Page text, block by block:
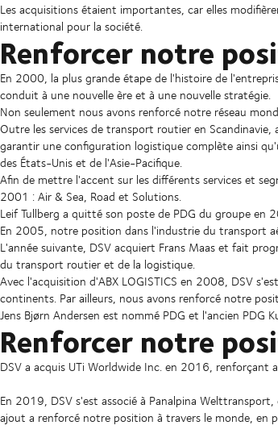
Les acquisitions étaient importantes, car elles
international pour la société.
Renforcer notre
En 2000, la plus grande étape de l'histoire de
conduit à une nouvelle ère et à une nouvelle stratégie.
Non seulement nous avons renforcé notre réseau
Outre les services de transport routier en
garantir une configuration logistique complète ainsi
des États-Unis et de l'Asie-Pacifique.
Afin de mettre l'accent sur les différents services et
2001 : Air & Sea, Road et Solutions.
Leif Tullberg a quitté son poste de PDG du groupe en
En 2005, notre position dans l'industrie du transport
L'année suivante, DSV acquiert Frans Maas et fait
du transport routier et de la logistique.
Avec l'acquisition d'ABX LOGISTICS en 2008, DSV
continents. Par ailleurs, nous avons renforcé notre
Jens Bjørn Andersen est nommé PDG et l'ancien PDG
Renforcer notre
DSV a acquis UTi Worldwide Inc. en 2016,
En 2019, DSV s'est associé à Panalpina
ajout a renforcé notre position à travers le monde, en